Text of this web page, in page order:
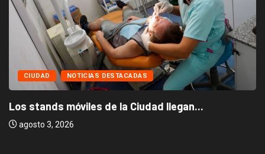
CIUDAD NOTICIAS DESTACADAS
Los stands móviles de la Ciudad llegan...
agosto 3, 2026